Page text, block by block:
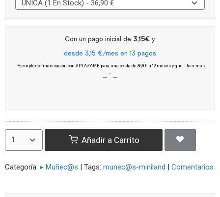
Añadir a Carrito
Categoría: ▸ Muñec@s | Tags: munec@s-miniland | Comentarios